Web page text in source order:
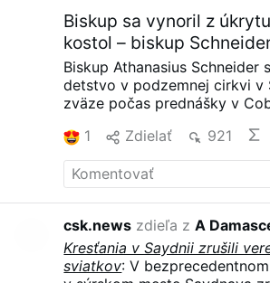
Biskup sa vynoril z
kostol – biskup
Biskup Athanasius Schneider
detstvo v podzemnej cirkvi v
zväze počas prednášky v
„Boli časy, keď sme mali
museli sme zatvárať okná a
kontrolovala tajná polícia, a
kňazov.“ Rozprával príbeh
biskupa, ktorého sovietske
vyzývali, „aby nezaprel Krista,
pravoslávnym“, čím by
1 Zdielať 921
csk.news zdieľa zA
Kresťania v Saydnii zrušili
sviatkov: V